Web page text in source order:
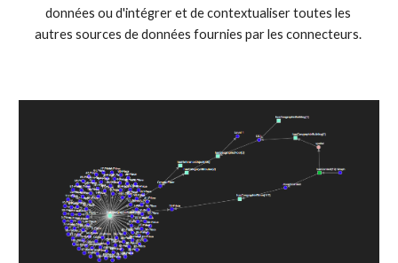
données ou d'intégrer et de contextualiser toutes les
autres sources de données fournies par les connecteurs.